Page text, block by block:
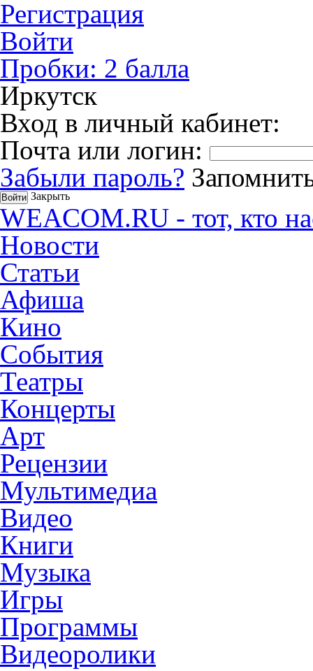
Регистрация
Войти
Пробки: 2 балла
Иркутск
Вход в личный кабинет:
Почта или логин:
Забыли пароль?
Закрыть
WEACOM.RU - тот, кто
Новости
Статьи
Афиша
Кино
События
Театры
Концерты
Арт
Рецензии
Мультимедиа
Видео
Книги
Музыка
Игры
Программы
Видеоролики